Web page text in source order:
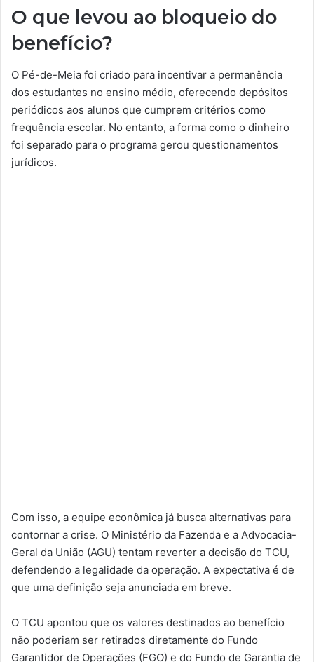
O que levou ao bloqueio do
benefício?
O Pé-de-Meia foi criado para incentivar a permanência
dos estudantes no ensino médio, oferecendo depósitos
periódicos aos alunos que cumprem critérios como
frequência escolar. No entanto, a forma como o dinheiro
foi separado para o programa gerou questionamentos
jurídicos.
Com isso, a equipe econômica já busca alternativas para
contornar a crise. O Ministério da Fazenda e a Advocacia-
Geral da União (AGU) tentam reverter a decisão do TCU,
defendendo a legalidade da operação. A expectativa é de
que uma definição seja anunciada em breve.
O TCU apontou que os valores destinados ao benefício
não poderiam ser retirados diretamente do Fundo
Garantidor de Operações (FGO) e do Fundo de Garantia de